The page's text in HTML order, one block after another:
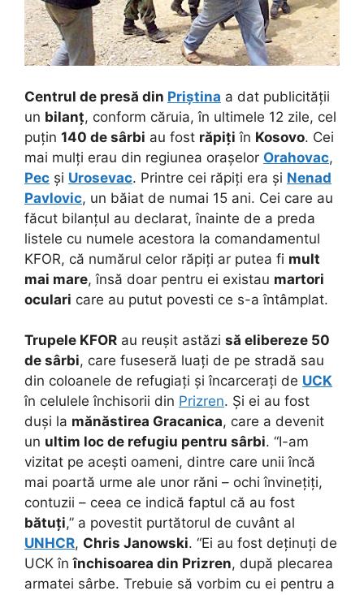
Centrul de presă din Priștina a dat publicității
un bilanț, conform căruia, în ultimele 12 zile, cel
puțin 140 de sârbi au fost răpiți în Kosovo. Cei
mai mulți erau din regiunea orașelor Orahovac,
Pec și Urosevac. Printre cei răpiți era și Nenad
Pavlovic, un băiat de numai 15 ani. Cei care au
făcut bilanțul au declarat, înainte de a preda
listele cu numele acestora la comandamentul
KFOR, că numărul celor răpiți ar putea fi mult
mai mare, însă doar pentru ei existau martori
oculari care au putut povesti ce s-a întâmplat.
Trupele KFOR au reușit astăzi să elibereze 50
de sârbi, care fuseseră luați de pe stradă sau
din coloanele de refugiați și încarcerați de UCK
în celulele închisorii din Prizren. Și ei au fost
duși la mănăstirea Gracanica, care a devenit
un ultim loc de refugiu pentru sârbi. “I-am
vizitat pe acești oameni, dintre care unii încă
mai poartă urme ale unor răni – ochi învinețiți,
contuzii – ceea ce indică faptul că au fost
bătuți,” a povestit purtătorul de cuvânt al
UNHCR, Chris Janowski. “Ei au fost deținuți de
UCK înînchisoarea din Prizren, după plecarea
armatei sârbe. Trebuie să vorbim cu ei pentru a